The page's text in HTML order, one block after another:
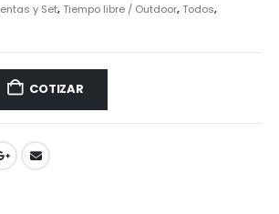
y Set,Tiempo libre / Outdoor,Todos,
COTIZAR